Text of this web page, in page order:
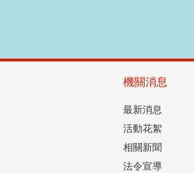
機關消息
最新消息
活動花絮
相關新聞
法令宣導